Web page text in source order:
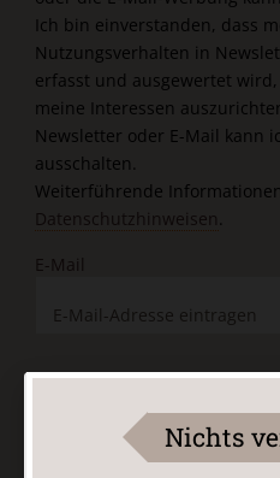
Ich bin einverstanden, dass
Nutzungsverhalten in
erfasst und ausgewertet
meine Interessen
Newsletter oder E-Mail kann
ausschalten.
Weiterführende
Datenschutzhinweisen
E-Mail
Nichts